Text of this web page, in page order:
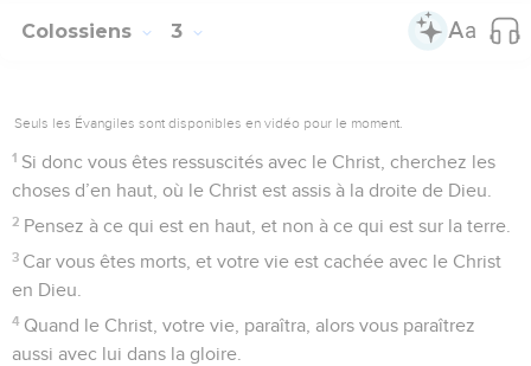
Colossiens 3
Seuls les Évangiles sont disponibles en vidéo pour le moment.
1 Si donc vous êtes ressuscités avec le Christ, cherchez les
choses d’en haut, où le Christ est assis à la droite de Dieu.
2 Pensez à ce qui est en haut, et non à ce qui est sur la terre.
3 Car vous êtes morts, et votre vie est cachée avec le Christ
en Dieu.
4 Quand le Christ, votre vie, paraîtra, alors vous paraîtrez
aussi avec lui dans la gloire.